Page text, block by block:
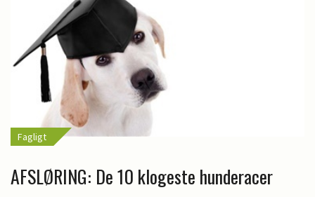
Fagligt
AFSLØRING: De 10 klogeste hunderacer